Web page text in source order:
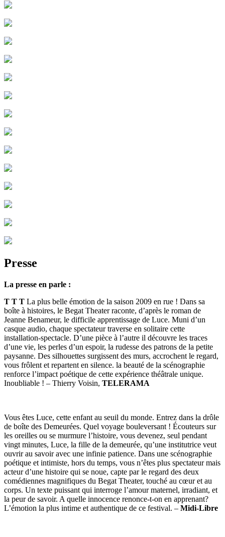
Presse
La presse en parle :
T T T La plus belle émotion de la saison 2009 en rue ! Dans sa
boîte à histoires, le Begat Theater raconte, d’après le roman de
Jeanne Benameur, le difficile apprentissage de Luce. Muni d’un
casque audio, chaque spectateur traverse en solitaire cette
installation-spectacle. D’une pièce à l’autre il découvre les traces
d’une vie, les perles d’un espoir, la rudesse des patrons de la petite
paysanne. Des silhouettes surgissent des murs, accrochent le regard,
vous frôlent et repartent en silence. la beauté de la scénographie
renforce l’impact poétique de cette expérience théâtrale unique.
Inoubliable ! – Thierry Voisin, TELERAMA
Vous êtes Luce, cette enfant au seuil du monde. Entrez dans la drôle
de boîte des Demeurées. Quel voyage bouleversant ! Écouteurs sur
les oreilles ou se murmure l’histoire, vous devenez, seul pendant
vingt minutes, Luce, la fille de la demeurée, qu’une institutrice veut
ouvrir au savoir avec une infinie patience. Dans une scénographie
poétique et intimiste, hors du temps, vous n’êtes plus spectateur mais
acteur d’une histoire qui se noue, capte par le regard des deux
comédiennes magnifiques du Begat Theater, touché au cœur et au
corps. Un texte puissant qui interroge l’amour maternel, irradiant, et
la peur de savoir. A quelle innocence renonce-t-on en apprenant?
L’émotion la plus intime et authentique de ce festival. – Midi-Libre